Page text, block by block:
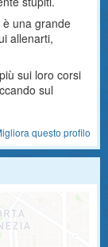
è una grande
allenarti,
sui loro corsi
sul
questo profilo